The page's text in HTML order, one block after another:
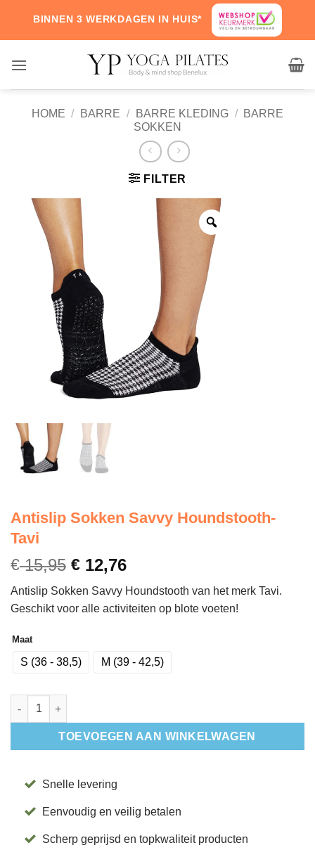
content
BINNEN 3 WERKDAGEN IN HUIS*
HOME / BARRE / BARRE KLEDING /
BARRE
SOKKEN
FILTER
Antislip Sokken Savvy Houndstooth-
Tavi
€15,95 € 12,76
Antislip Sokken Savvy Houndstooth van het merk Tavi.
Geschikt voor alle activiteiten op blote voeten!
Maat
S (36 - 38,5) M (39 - 42,5)
Antislip Sokken Savvy Houndstooth- Tavi aantal
TOEVOEGEN AAN WINKELWAGEN
Snelle levering
Eenvoudig en veilig betalen
Scherp geprijsd en topkwaliteit producten